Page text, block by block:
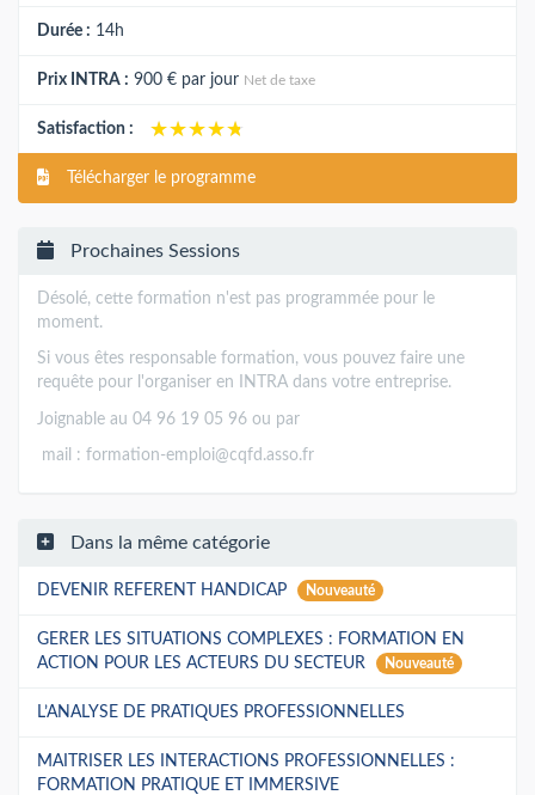
Durée : 14h
Prix INTRA : 900 € par jour Net de taxe
Satisfaction : ★★★★★
★★★★★
Télécharger le programme
Prochaines Sessions
Désolé, cette formation n'est pas programmée pour le
moment.
Si vous êtes responsable formation, vous pouvez faire une
requête pour l'organiser en INTRA dans votre entreprise.
Joignable au 04 96 19 05 96 ou par
mail : formation-emploi@cqfd.asso.fr
Dans la même catégorie
DEVENIR REFERENT HANDICAP Nouveauté
GERER LES SITUATIONS COMPLEXES : FORMATION EN
ACTION POUR LES ACTEURS DU SECTEUR
Nouveauté
L’ANALYSE DE PRATIQUES PROFESSIONNELLES
MAITRISER LES INTERACTIONS PROFESSIONNELLES :
FORMATION PRATIQUE ET IMMERSIVE